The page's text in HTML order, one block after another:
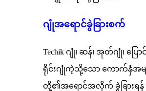
ဂျုံအရောင်ခွဲခြားစက်
Techik ဂျုံ၊ ဆန်၊ အုတ်ဂျုံ၊ ပြေ
ရိုင်းဂျုံကဲ့သို့သော ကောက်နှံအမျို
တို့၏အရောင်အလိုက် ခွဲခြားရန်